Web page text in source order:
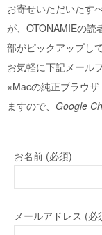
お寄せいただいたす
が、OTONAMIEの
部がピックアップし
お気軽に下記メール
※Macの純正ブラウ
ますので、 Google
お名前 (必須)
メールアドレス (必